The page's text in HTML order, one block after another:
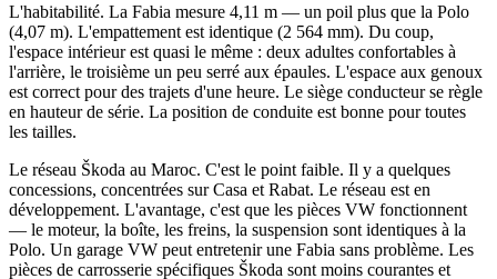
L'habitabilité. La Fabia mesure 4,11 m — un poil plus que la Polo
(4,07 m). L'empattement est identique (2 564 mm). Du coup,
l'espace intérieur est quasi le même : deux adultes confortables à
l'arrière, le troisième un peu serré aux épaules. L'espace aux genoux
est correct pour des trajets d'une heure. Le siège conducteur se règle
en hauteur de série. La position de conduite est bonne pour toutes
les tailles.
Le réseau Škoda au Maroc. C'est le point faible. Il y a quelques
concessions, concentrées sur Casa et Rabat. Le réseau est en
développement. L'avantage, c'est que les pièces VW fonctionnent
— le moteur, la boîte, les freins, la suspension sont identiques à la
Polo. Un garage VW peut entretenir une Fabia sans problème. Les
pièces de carrosserie spécifiques Škoda sont moins courantes et